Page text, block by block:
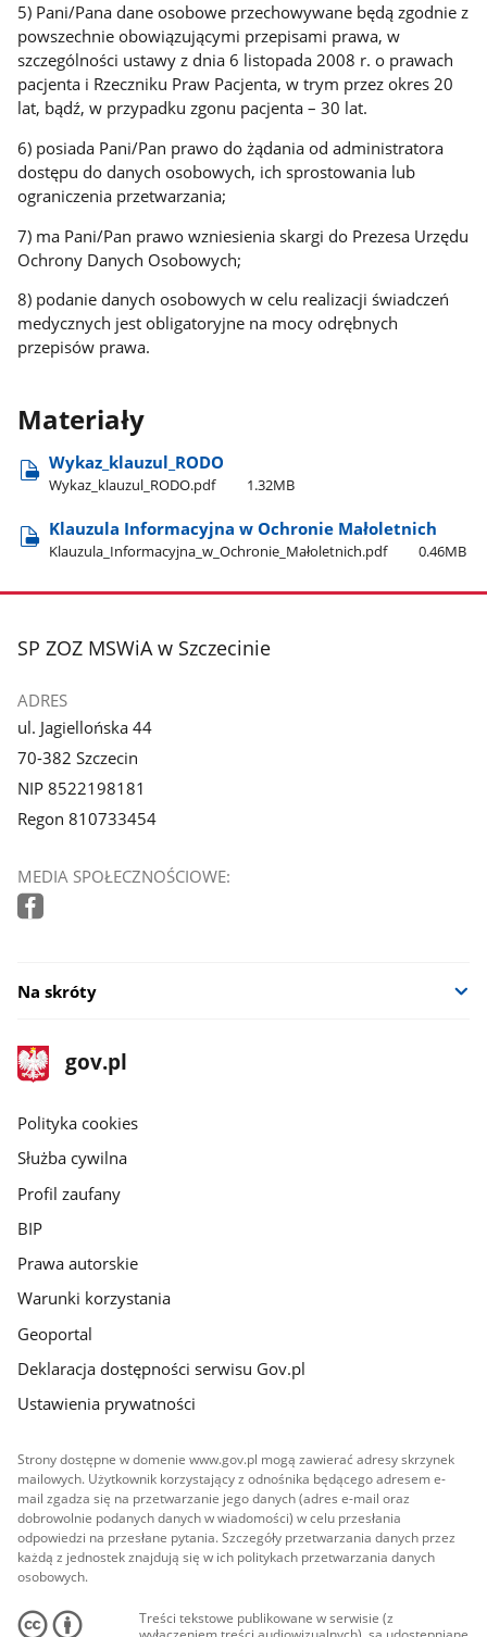
5) Pani/Pana dane osobowe przechowywane będą zgodnie z
powszechnie obowiązującymi przepisami prawa, w
szczególności ustawy z dnia 6 listopada 2008 r. o prawach
pacjenta i Rzeczniku Praw Pacjenta, w trym przez okres 20
lat, bądź, w przypadku zgonu pacjenta – 30 lat.
6) posiada Pani/Pan prawo do żądania od administratora
dostępu do danych osobowych, ich sprostowania lub
ograniczenia przetwarzania;
7) ma Pani/Pan prawo wzniesienia skargi do Prezesa Urzędu
Ochrony Danych Osobowych;
8) podanie danych osobowych w celu realizacji świadczeń
medycznych jest obligatoryjne na mocy odrębnych
przepisów prawa.
Materiały
Wykaz​_klauzul​_RODO
Wykaz​_klauzul​_RODO.pdf 1.32MB
Klauzula Informacyjna w Ochronie Małoletnich
Klauzula​_Informacyjna​_w​_Ochronie​_Małoletnich.pdf 0.46MB
stopka
SP ZOZ MSWiA w Szczecinie
ADRES
ul. Jagiellońska 44
70-382 Szczecin
NIP 8522198181
Regon 810733454
MEDIA SPOŁECZNOŚCIOWE:
Na skróty
stopka
gov.pl
Strona
gov.pl
gov.pl
Polityka cookies
Służba cywilna
Profil zaufany
BIP
Prawa autorskie
Warunki korzystania
Geoportal
Deklaracja dostępności serwisu Gov.pl
Ustawienia prywatności
Strony dostępne w domenie www.gov.pl mogą zawierać adresy skrzynek
mailowych. Użytkownik korzystający z odnośnika będącego adresem e-
mail zgadza się na przetwarzanie jego danych (adres e-mail oraz
dobrowolnie podanych danych w wiadomości) w celu przesłania
odpowiedzi na przesłane pytania. Szczegóły przetwarzania danych przez
każdą z jednostek znajdują się w ich politykach przetwarzania danych
osobowych.
Treści tekstowe publikowane w serwisie (z